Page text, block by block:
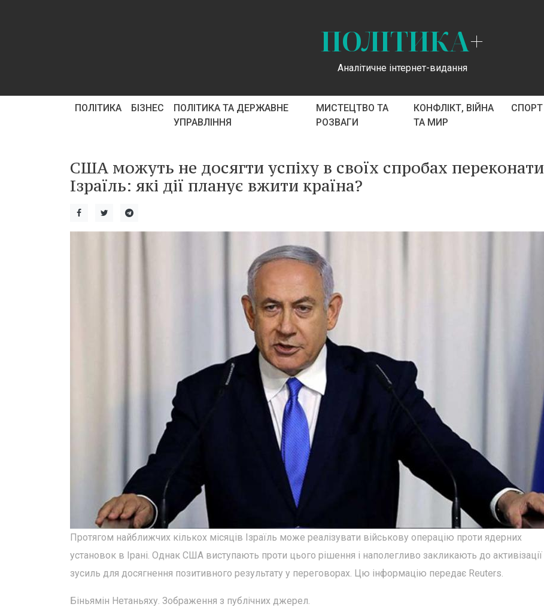
ПОЛІТИКА+
Аналітичне інтернет-видання
ПОЛІТИКА БІЗНЕС
ПОЛІТИКА ТА ДЕРЖАВНЕ
УПРАВЛІННЯ
МИСТЕЦТВО ТА
РОЗВАГИ
КОНФЛІКТ, ВІЙНА
ТА МИР
СПОРТ
США можуть не досягти успіху в своїх спробах переконати
Ізраїль: які дії планує вжити країна?
Протягом найближчих кількох місяців Ізраїль може реалізувати військову операцію проти ядерних
установок в Ірані. Однак США виступають проти цього рішення і наполегливо закликають до активізації
зусиль для досягнення позитивного результату у переговорах. Цю інформацію передає Reuters.
Біньямін Нетаньяху. Зображення з публічних джерел.